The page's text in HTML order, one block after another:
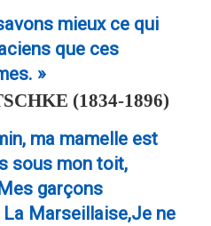
mieux ce qui
que ces
»
(1834-1896)
ma mamelle est
sous mon toit,
garçons
Marseillaise,Je ne